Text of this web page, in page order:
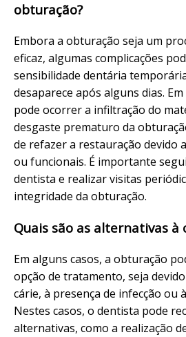
obturação?
Embora a obturação seja um
eficaz, algumas complicações
sensibilidade dentária
desaparece após alguns dias.
pode ocorrer a infiltração do
desgaste prematuro da
de refazer a restauração devido
ou funcionais. É importante
dentista e realizar visitas
integridade da obturação.
Quais são as alternativas à
Em alguns casos, a obturação
opção de tratamento, seja
cárie, à presença de infecção ou
Nestes casos, o dentista pode
alternativas, como a realização